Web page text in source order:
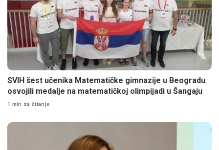
SVIH šest učenika Matematičke gimnazije u Beogradu
osvojili medalje na matematičkoj olimpijadi u Šangaju
1 min za čitanje